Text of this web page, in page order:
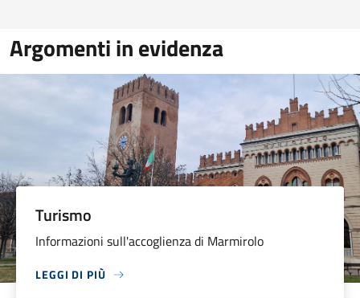
Argomenti in evidenza
Turismo
Informazioni sull'accoglienza di Marmirolo
LEGGI DI PIÙ